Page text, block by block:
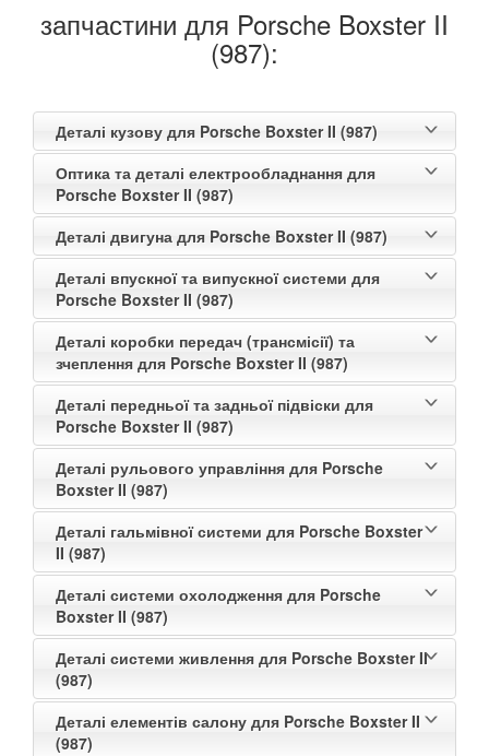
запчастини для Porsche Boxster II
(987):
Деталі кузову для Porsche Boxster II (987)
Оптика та деталі електрообладнання для
Porsche Boxster II (987)
Деталі двигуна для Porsche Boxster II (987)
Деталі впускної та випускної системи для
Porsche Boxster II (987)
Деталі коробки передач (трансмісії) та
зчеплення для Porsche Boxster II (987)
Деталі передньої та задньої підвіски для
Porsche Boxster II (987)
Деталі рульового управління для Porsche
Boxster II (987)
Деталі гальмівної системи для Porsche Boxster
II (987)
Деталі системи охолодження для Porsche
Boxster II (987)
Деталі системи живлення для Porsche Boxster II
(987)
Деталі елементів салону для Porsche Boxster II
(987)